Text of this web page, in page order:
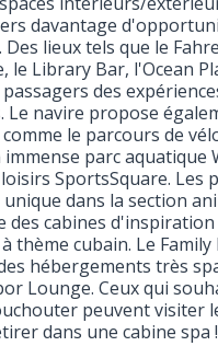
davantage
Des lieux tels que le
le Library Bar, l'Ocean
des
Le navire propose
le parcours de
immense parc aquatique
SportsSquare.
dans la section
des cabines
thème cubain. Le
hébergements très
Lounge. Ceux qui
peuvent visiter
dans une cabine spa !